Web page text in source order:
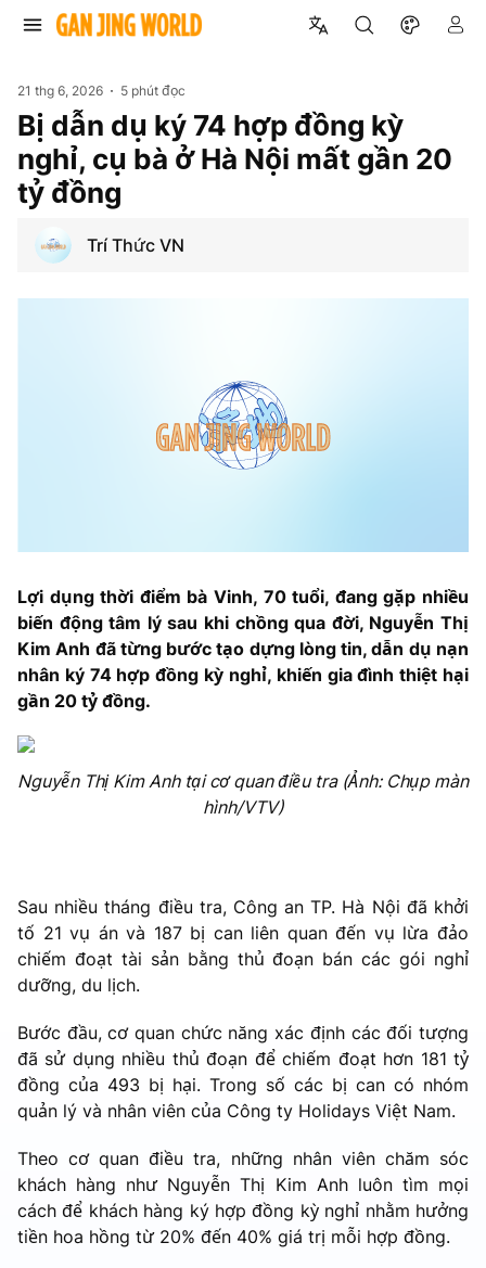
21 thg 6, 2026 5 phút đọc
Bị dẫn dụ ký 74 hợp đồng kỳ
nghỉ, cụ bà ở Hà Nội mất gần 20
tỷ đồng
Trí Thức VN
Lợi dụng thời điểm bà Vinh, 70 tuổi, đang gặp nhiều
biến động tâm lý sau khi chồng qua đời, Nguyễn Thị
Kim Anh đã từng bước tạo dựng lòng tin, dẫn dụ nạn
nhân ký 74 hợp đồng kỳ nghỉ, khiến gia đình thiệt hại
gần 20 tỷ đồng.
Nguyễn Thị Kim Anh tại cơ quan điều tra (Ảnh: Chụp màn
hình/VTV)
Sau nhiều tháng điều tra, Công an TP. Hà Nội đã khởi
tố 21 vụ án và 187 bị can liên quan đến vụ lừa đảo
chiếm đoạt tài sản bằng thủ đoạn bán các gói nghỉ
dưỡng, du lịch.
Bước đầu, cơ quan chức năng xác định các đối tượng
đã sử dụng nhiều thủ đoạn để chiếm đoạt hơn 181 tỷ
đồng của 493 bị hại. Trong số các bị can có nhóm
quản lý và nhân viên của Công ty Holidays Việt Nam.
Theo cơ quan điều tra, những nhân viên chăm sóc
khách hàng như Nguyễn Thị Kim Anh luôn tìm mọi
cách để khách hàng ký hợp đồng kỳ nghỉ nhằm hưởng
tiền hoa hồng từ 20% đến 40% giá trị mỗi hợp đồng.